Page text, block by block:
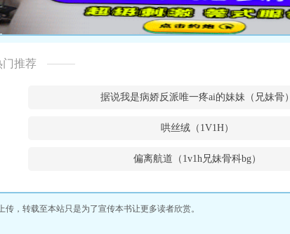
门推荐
据说我是病娇反派唯一疼ai的妹妹（兄妹骨）
哄丝绒（1V1H）
偏离航道（1v1h兄妹骨科bg）
，转载至本站只是为了宣传本书让更多读者欣赏。